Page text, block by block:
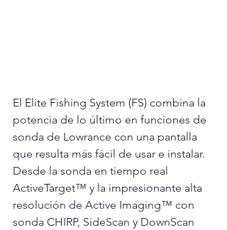
El Elite Fishing System (FS) combina la
potencia de lo último en funciones de
sonda de Lowrance con una pantalla
que resulta más fácil de usar e instalar.
Desde la sonda en tiempo real
ActiveTarget™ y la impresionante alta
resolución de Active Imaging™ con
sonda CHIRP, SideScan y DownScan